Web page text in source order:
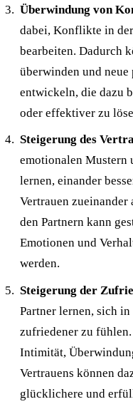
Überwindung von
dabei, Konflikte in
bearbeiten. Dadurch
überwinden und
entwickeln, die dazu
oder effektiver zu
Steigerung des
emotionalen Mustern
lernen, einander
Vertrauen zueinander
den Partnern kann
Emotionen und
werden.
Steigerung der
Partner lernen, sich
zufriedener zu
Intimität,
Vertrauens können
glücklichere und